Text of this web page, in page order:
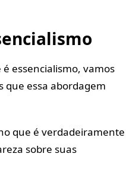
essencialismo, vamos
que essa abordagem
que é verdadeiramente
sobre suas